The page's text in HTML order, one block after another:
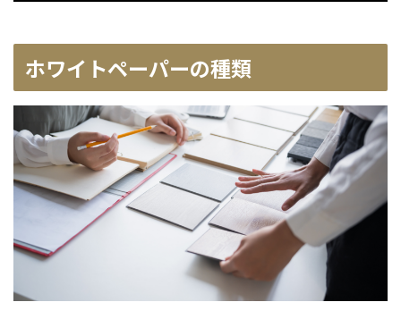
ホワイトペーパーの種類